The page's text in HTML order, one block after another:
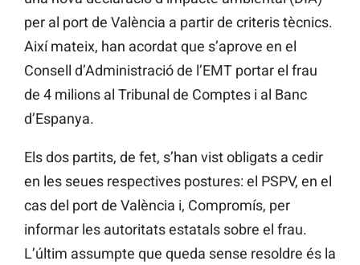
per al port de València a partir de criteris tècnics.
Així mateix, han acordat que s’aprove en el
Consell d’Administració de l’EMT portar el frau
de 4 milions al Tribunal de Comptes i al Banc
d’Espanya.
Els dos partits, de fet, s’han vist obligats a cedir
en les seues respectives postures: el PSPV, en el
cas del port de València i, Compromís, per
informar les autoritats estatals sobre el frau.
L’últim assumpte que queda sense resoldre és la